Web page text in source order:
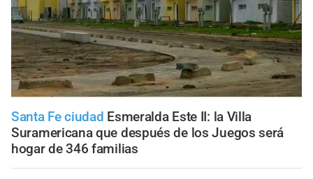
Santa Fe ciudad Esmeralda Este II: la Villa
Suramericana que después de los Juegos será
hogar de 346 familias